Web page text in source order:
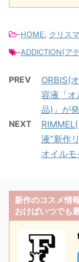
-HOME, クリス
-ADDICTION(ア
PREV
ORBIS(
容液「
品)」が
NEXT
液”新作
オイルモ
新作のコスメ情
おけばいつでも